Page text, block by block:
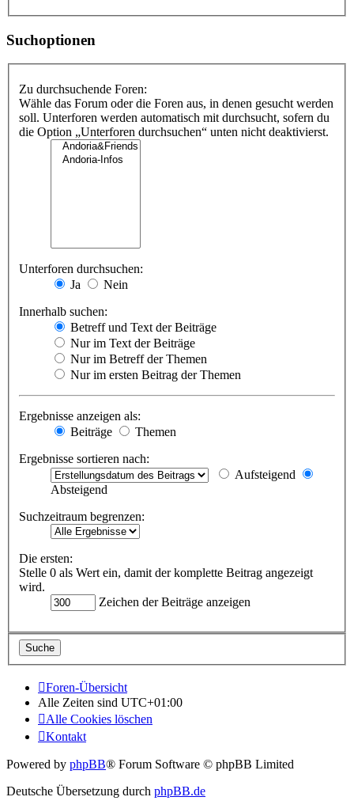
Suchoptionen
Zu durchsuchende Foren:
Wähle das Forum oder die Foren aus, in denen gesucht werden
soll. Unterforen werden automatisch mit durchsucht, sofern du
die Option „Unterforen durchsuchen“ unten nicht deaktivierst.
Unterforen durchsuchen:
Ja
Nein
Innerhalb suchen:
Betreff und Text der Beiträge
Nur im Text der Beiträge
Nur im Betreff der Themen
Nur im ersten Beitrag der Themen
Ergebnisse anzeigen als:
Beiträge
Themen
Ergebnisse sortieren nach:
Aufsteigend
Absteigend
Suchzeitraum begrenzen:
Die ersten:
Stelle 0 als Wert ein, damit der komplette Beitrag angezeigt
wird.
Zeichen der Beiträge anzeigen
Foren-Übersicht
Alle Zeiten sind UTC+01:00
Alle Cookies löschen
Kontakt
Powered by phpBB® Forum Software © phpBB Limited
Deutsche Übersetzung durch phpBB.de